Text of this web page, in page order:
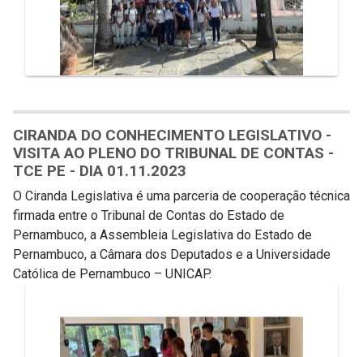
CIRANDA DO CONHECIMENTO LEGISLATIVO -
VISITA AO PLENO DO TRIBUNAL DE CONTAS -
TCE PE - DIA 01.11.2023
O Ciranda Legislativa é uma parceria de cooperação técnica
firmada entre o Tribunal de Contas do Estado de
Pernambuco, a Assembleia Legislativa do Estado de
Pernambuco, a Câmara dos Deputados e a Universidade
Católica de Pernambuco – UNICAP.